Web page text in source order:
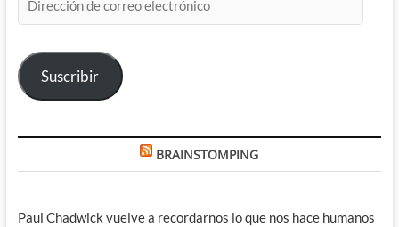
de
electrónico
Suscribir
BRAINSTOMPING
Paul Chadwick vuelve a recordarnos lo que nos hace humanos